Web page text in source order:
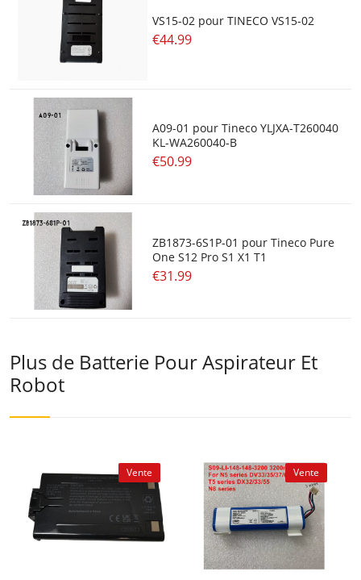
VS15-02 pour TINECO VS15-02
€44.99
A09-01 pour Tineco YLJXA-T260040
KL-WA260040-B
€50.99
ZB1873-6S1P-01 pour Tineco Pure
One S12 Pro S1 X1 T1
€31.99
Plus de Batterie Pour Aspirateur Et
Robot
Vente Vente